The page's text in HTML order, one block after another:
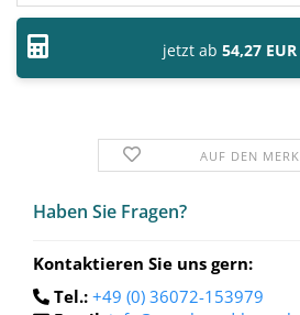
jetzt ab 54,27 EUR
AUF DEN
Haben Sie Fra­gen?
Kontaktieren Sie uns gern:
Tel.: +49 (0) 36072-153979